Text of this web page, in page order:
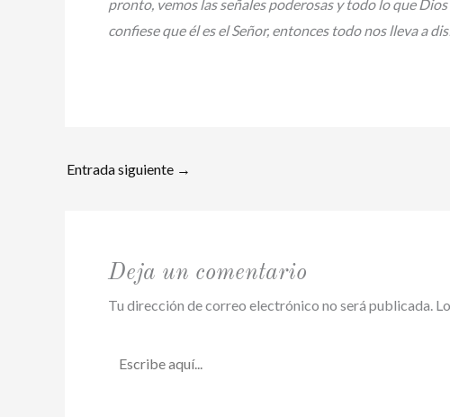
pronto, vemos las señales poderosas y todo lo que
confiese que él es el Señor, entonces todo nos lleva a
Entrada siguiente →
Deja un comentario
Tu dirección de correo electrónico no será publicada.